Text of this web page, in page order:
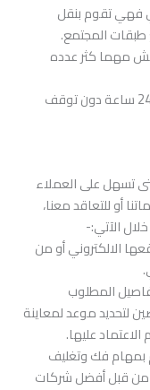
فهي تقوم بنقل
المجتمع.
مهما كثر عدده
توفر شركة نقل اثاث بالدمام خدماتها طوال 24 ساعة دون توقف
تسهل على العملاء
أو للتعاقد معنا،
الآتي:-
الالكتروني أو من
المطلوب
لتحديد موعد لمعاينة
عليها.
بمهام فك وتغليف
من قبل أفضل شركات